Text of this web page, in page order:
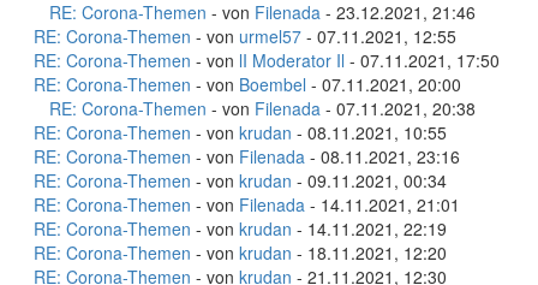
RE: Corona-Themen - von Filenada - 23.12.2021, 21:46
RE: Corona-Themen - von urmel57 - 07.11.2021, 12:55
RE: Corona-Themen - von lI Moderator Il - 07.11.2021, 17:50
RE: Corona-Themen - von Boembel - 07.11.2021, 20:00
RE: Corona-Themen - von Filenada - 07.11.2021, 20:38
RE: Corona-Themen - von krudan - 08.11.2021, 10:55
RE: Corona-Themen - von Filenada - 08.11.2021, 23:16
RE: Corona-Themen - von krudan - 09.11.2021, 00:34
RE: Corona-Themen - von Filenada - 14.11.2021, 21:01
RE: Corona-Themen - von krudan - 14.11.2021, 22:19
RE: Corona-Themen - von krudan - 18.11.2021, 12:20
RE: Corona-Themen - von krudan - 21.11.2021, 12:30